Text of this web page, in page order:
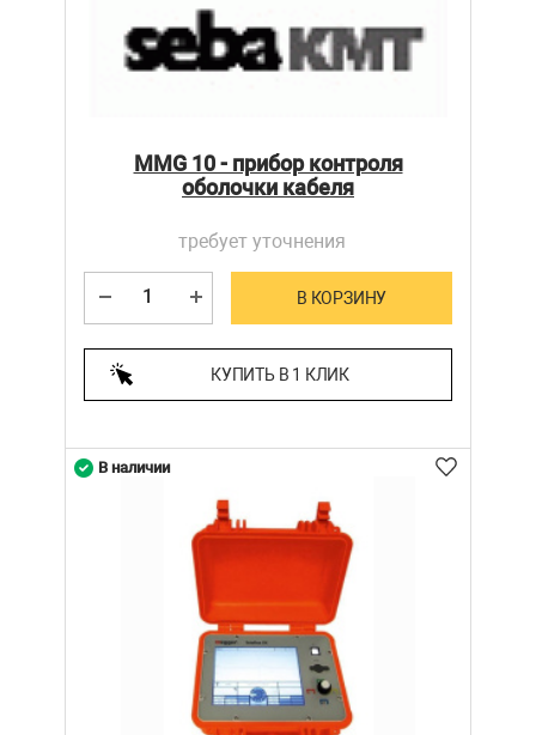
MMG 10 - прибор контроля
оболочки кабеля
требует уточнения
В КОРЗИНУ
КУПИТЬ В 1 КЛИК
В наличии